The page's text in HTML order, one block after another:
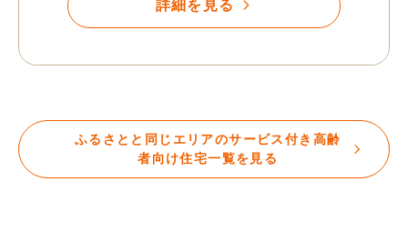
詳細を見る
ふるさとと同じエリアのサービス付き高齢
者向け住宅一覧を見る